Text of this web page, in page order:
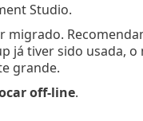
Studio.
migrado.
já tiver sido usada,
grande.
off-line.